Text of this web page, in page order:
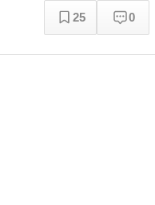
25 0